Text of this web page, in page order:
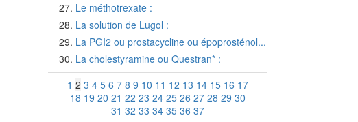
Le méthotrexate :
La solution de Lugol :
La PGI2 ou prostacycline ou époprosténol...
La cholestyramine ou Questran* :
1 2 3 4 5 6 7 8 9 10 11 12 13 14 15 16 17
18 19 20 21 22 23 24 25 26 27 28 29 30
31 32 33 34 35 36 37